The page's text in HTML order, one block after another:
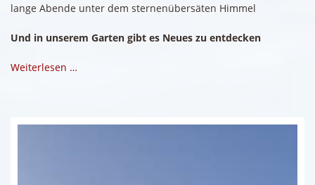
lange Abende unter dem sternenübersäten Himmel
Und in unserem Garten gibt es Neues zu entdecken
Weiterlesen …